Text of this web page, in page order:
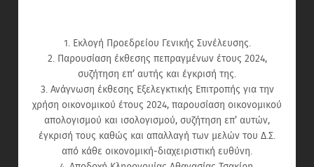
1. Εκλογή Προεδρείου Γενικής Συνέλευσης.
2. Παρουσίαση έκθεσης πεπραγμένων έτους 2024,
συζήτηση επ’ αυτής και έγκρισή της.
3. Ανάγνωση έκθεσης Εξελεγκτικής Επιτροπής για την
χρήση οικονομικού έτους 2024, παρουσίαση οικονομικού
απολογισμού και ισολογισμού, συζήτηση επ’ αυτών,
έγκρισή τους καθώς και απαλλαγή των μελών του Δ.Σ.
από κάθε οικονομική-διαχειριστική ευθύνη.